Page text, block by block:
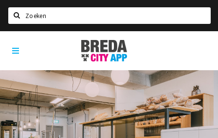
Home
Agenda
Deals
Party pics
Nieuws, interviews & blogs
Breda
City
App